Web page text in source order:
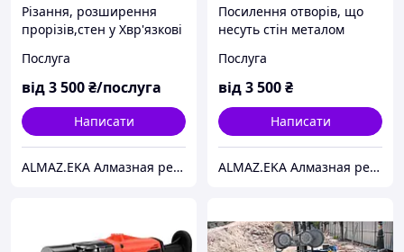
Різання, розширення
прорізів,стен у Хвр'язкові
Послуга
від3 500₴/послуга
Написати
ALMAZ.EKA Алмазная резка бетона,проемов,стен.Усиление проемов металлом.Демонтаж.Сверление отверстий.
Посилення отворів, що
несуть стін металом
Послуга
від3 500₴
Написати
ALMAZ.EKA Алмазная резка бетона,проемов,стен.Усиление проемов металлом.Демонтаж.Сверление отверстий.